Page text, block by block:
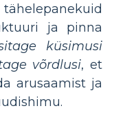
ja pinna
küsimusi
võrdlusi, et
arusaamist ja